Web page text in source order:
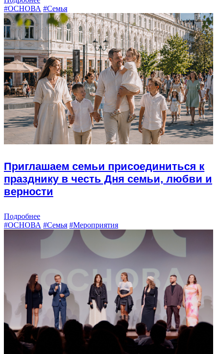
#ОСНОВА #Семья
Приглашаем семьи присоединиться к
празднику в честь Дня семьи, любви и
верности
Подробнее
#ОСНОВА #Семья #Мероприятия